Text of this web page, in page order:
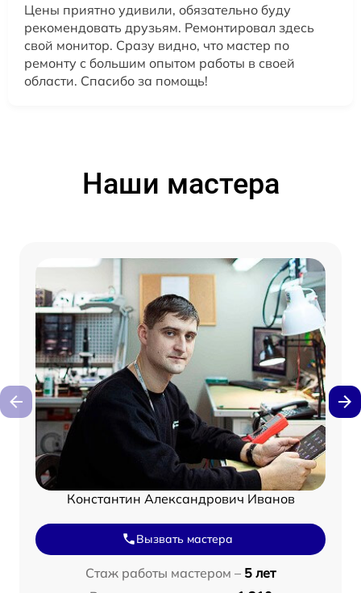
Цены приятно удивили, обязательно буду
рекомендовать друзьям. Ремонтировал здесь
свой монитор. Сразу видно, что мастер по
ремонту с большим опытом работы в своей
области. Спасибо за помощь!
Наши мастера
Константин Александрович Иванов
Вызвать мастера
Стаж работы мастером – 5 лет